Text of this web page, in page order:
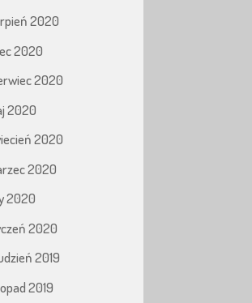
2020
2020
2020
2020
2020
2020
2020
2020
2019
2019